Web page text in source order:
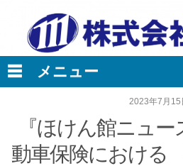
2023年7月15
『ほけん館ニュ
動車保険における